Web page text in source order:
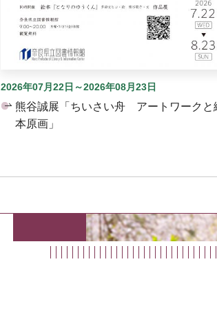
2026年07月22日～2026年08月23日
熊谷誠展「ちいさい舟 アートワークと
本原画」